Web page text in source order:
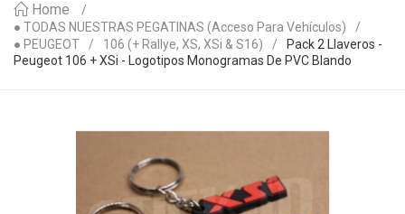
Home
● TODAS NUESTRAS PEGATINAS (acceso Para Vehículos)
● PEUGEOT
106 (+ Rallye, XS, XSi & S16)
Pack 2 Llaveros -
Peugeot 106 + XSi - Logotipos Monogramas De PVC Blando